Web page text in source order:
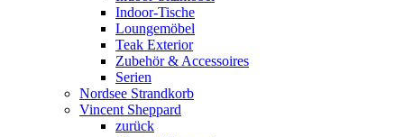
Indoor-Tische
Loungemöbel
Teak Exterior
Zubehör & Accessoires
Serien
Nordsee Strandkorb
Vincent Sheppard
zurück